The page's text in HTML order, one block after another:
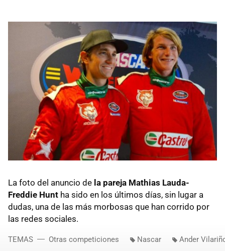
La foto del anuncio de la pareja Mathias Lauda-
Freddie Hunt ha sido en los últimos días, sin lugar a
dudas, una de las más morbosas que han corrido por
las redes sociales.
TEMAS Otras competiciones Nascar Ander